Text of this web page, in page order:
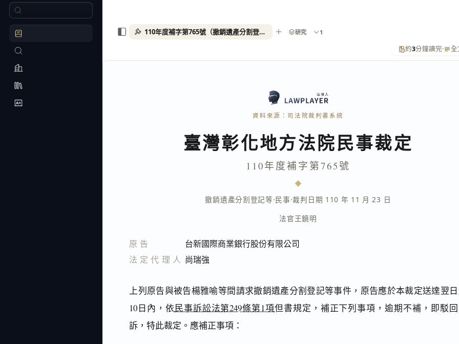
約3分鐘讀完· 全
資料來源：司法院裁判書系統
臺灣彰化地方法院民事裁定
110年度補字第765號
撤銷遺產分割登記等·民事·裁判日期 110 年 11 月 23 日
法官王鏡明
原告
台新國際商業銀行股份有限公司
法定代理人 尚瑞強
上列原告與被告楊雅喻等間請求撤銷遺產分割登記等事件，原告應於本裁定送達翌
10日內，依民事訴訟法第249條第1項但書規定，補正下列事項，逾期不補，即駁
訴，特此裁定。應補正事項：
110年度補字第765號（撤銷遺產分割登記等） 研究 1